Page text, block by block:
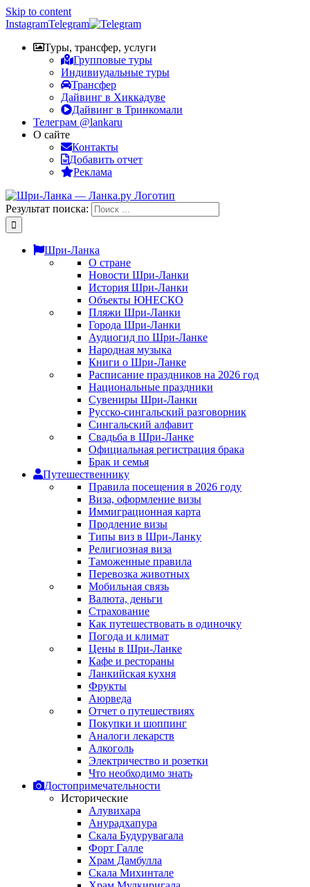
Skip to content
InstagramTelegram
Туры, трансфер, услуги
Групповые туры
Индивиудальные туры
Трансфер
Дайвинг в Хиккадуве
Дайвинг в Тринкомали
Телеграм @lankaru
О сайте
Контакты
Добавить отчет
Реклама
Результат поиска:
Шри-Ланка
О стране
Новости Шри-Ланки
История Шри-Ланки
Объекты ЮНЕСКО
Пляжи Шри-Ланки
Города Шри-Ланки
Аудиогид по Шри-Ланке
Народная музыка
Книги о Шри-Ланке
Расписание праздников на 2026 год
Национальные праздники
Сувениры Шри-Ланки
Русско-сингальский разговорник
Сингальский алфавит
Свадьба в Шри-Ланке
Официальная регистрация брака
Брак и семья
Путешественнику
Правила посещения в 2026 году
Виза, оформление визы
Иммиграционная карта
Продление визы
Типы виз в Шри-Ланку
Религиозная виза
Таможенные правила
Перевозка животных
Мобильная связь
Валюта, деньги
Страхование
Как путешествовать в одиночку
Погода и климат
Цены в Шри-Ланке
Кафе и рестораны
Ланкийская кухня
Фрукты
Аюрведа
Отчет о путешествиях
Покупки и шоппинг
Аналоги лекарств
Алкоголь
Электричество и розетки
Что необходимо знать
Достопримечательности
Исторические
Алувихара
Анурадхапура
Скала Будурувагала
Форт Галле
Храм Дамбулла
Скала Михинтале